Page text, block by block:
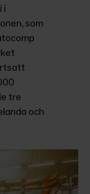
i
som
tre
och